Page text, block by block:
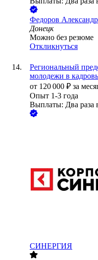
Федоров
Донецк
Можно без резюме
Откликнуться
Региональный
молодежи в
от 120 000 ₽ за
Опыт 1-3 года
Выплаты: Два раза
СИНЕРГИЯ